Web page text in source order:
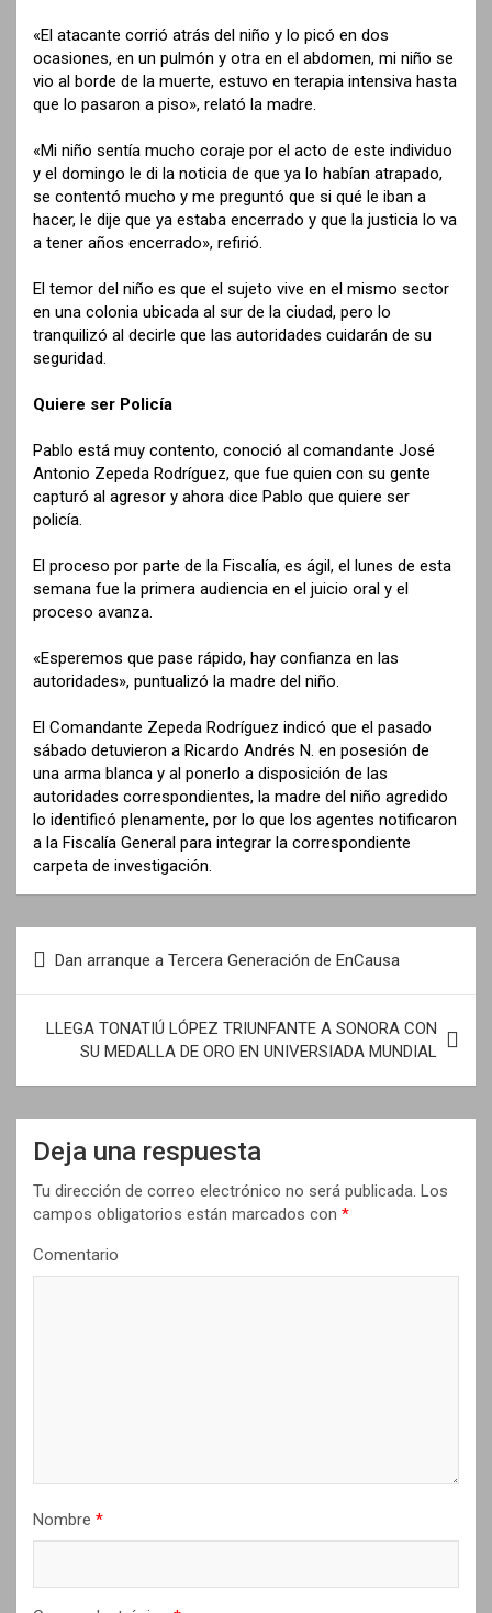
«El atacante corrió atrás del niño y lo picó en dos
ocasiones, en un pulmón y otra en el abdomen, mi niño se
vio al borde de la muerte, estuvo en terapia intensiva hasta
que lo pasaron a piso», relató la madre.
«Mi niño sentía mucho coraje por el acto de este individuo
y el domingo le di la noticia de que ya lo habían atrapado,
se contentó mucho y me preguntó que si qué le iban a
hacer, le dije que ya estaba encerrado y que la justicia lo va
a tener años encerrado», refirió.
El temor del niño es que el sujeto vive en el mismo sector
en una colonia ubicada al sur de la ciudad, pero lo
tranquilizó al decirle que las autoridades cuidarán de su
seguridad.
Quiere ser Policía
Pablo está muy contento, conoció al comandante José
Antonio Zepeda Rodríguez, que fue quien con su gente
capturó al agresor y ahora dice Pablo que quiere ser
policía.
El proceso por parte de la Fiscalía, es ágil, el lunes de esta
semana fue la primera audiencia en el juicio oral y el
proceso avanza.
«Esperemos que pase rápido, hay confianza en las
autoridades», puntualizó la madre del niño.
El Comandante Zepeda Rodríguez indicó que el pasado
sábado detuvieron a Ricardo Andrés N. en posesión de
una arma blanca y al ponerlo a disposición de las
autoridades correspondientes, la madre del niño agredido
lo identificó plenamente, por lo que los agentes notificaron
a la Fiscalía General para integrar la correspondiente
carpeta de investigación.
N
g
a
Dan arranque a Tercera Generación de EnCausa
LLEGA TONATIÚ LÓPEZ TRIUNFANTE A SONORA CON
SU MEDALLA DE ORO EN UNIVERSIADA MUNDIAL
Deja una respuesta
Tu dirección de correo electrónico no será publicada. Los
campos obligatorios están marcados con *
Comentario
Nombre *